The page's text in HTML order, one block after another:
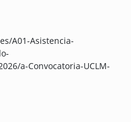
A01-Asistencia-
a-Convocatoria-UCLM-